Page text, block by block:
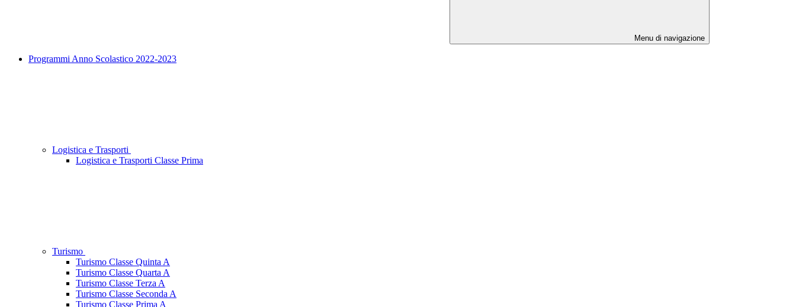
Menu di navigazione
Programmi Anno Scolastico 2022-2023
Logistica e Trasporti
Logistica e Trasporti Classe Prima
Turismo
Turismo Classe Quinta A
Turismo Classe Quarta A
Turismo Classe Terza A
Turismo Classe Seconda A
Turismo Classe Prima A